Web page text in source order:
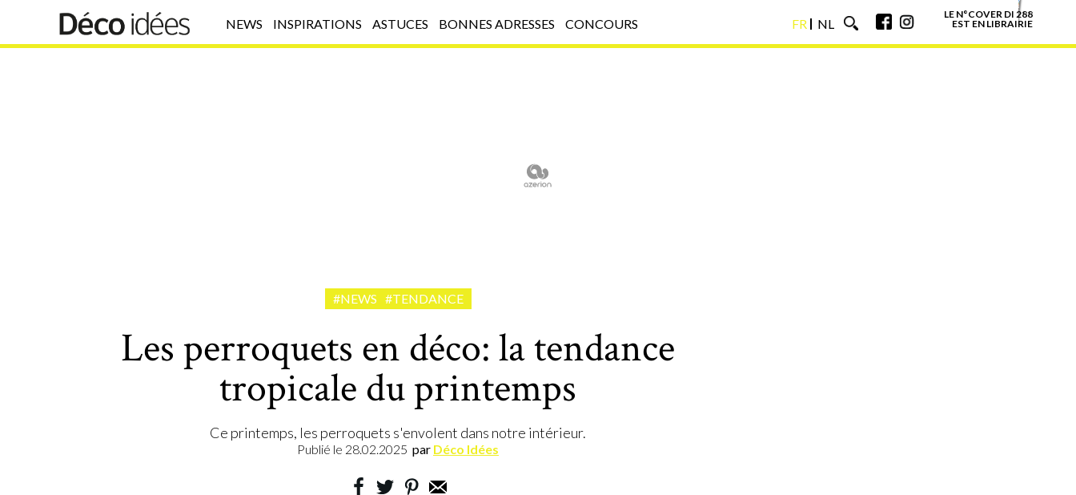
NEWS INSPIRATIONS ASTUCES BONNES ADRESSES CONCOURS
FR
NL
LE N°COVER DI 288
EST EN LIBRAIRIE
#NEWS #TENDANCE
Les perroquets en déco: la tendance
tropicale du printemps
Ce printemps, les perroquets s'envolent dans notre intérieur.
Publié le 28.02.2025 par Déco Idées